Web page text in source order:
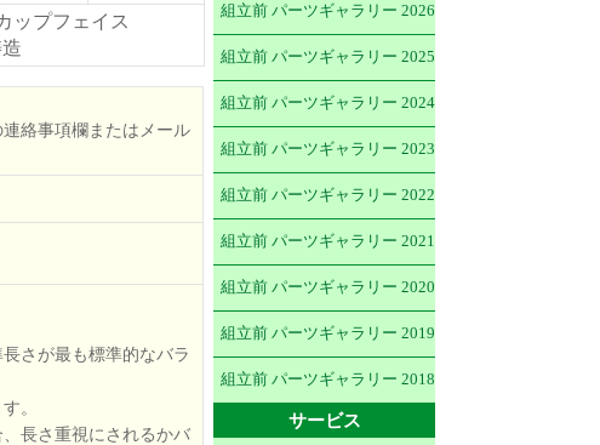
ップフェイス
絡事項欄またはメール
さが最も標準的なバラ
。
長さ重視にされるかバ
組立前 パーツギャラリー 2026
組立前 パーツギャラリー 2025
組立前 パーツギャラリー 2024
組立前 パーツギャラリー 2023
組立前 パーツギャラリー 2022
組立前 パーツギャラリー 2021
組立前 パーツギャラリー 2020
組立前 パーツギャラリー 2019
組立前 パーツギャラリー 2018
サービス